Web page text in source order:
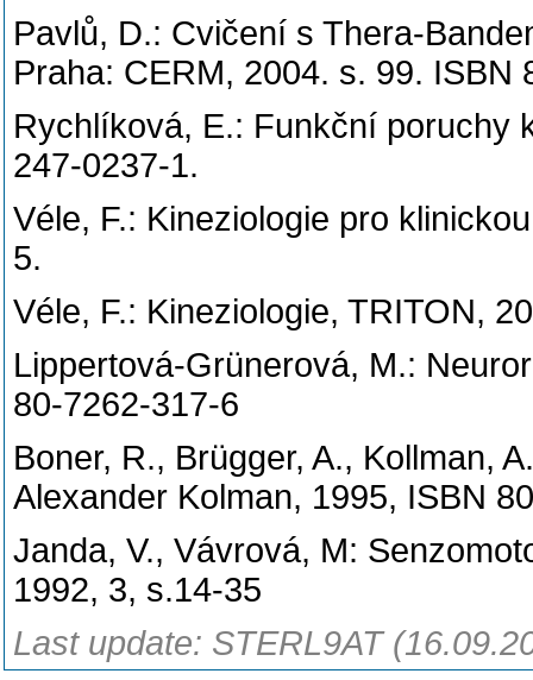
Pavlů, D.: Cvičení s Thera-
Praha: CERM, 2004. s. 99. ISBN
Rychlíková, E.: Funkční poruchy
247-0237-1.
Véle, F.: Kineziologie pro
5.
Véle, F.: Kineziologie, TRITON,
Lippertová-Grünerová, M.:
80-7262-317-6
Boner, R., Brügger, A., Kollman,
Alexander Kolman, 1995, ISBN
Janda, V., Vávrová, M:
1992, 3, s.14-35
Last update: STERL9AT